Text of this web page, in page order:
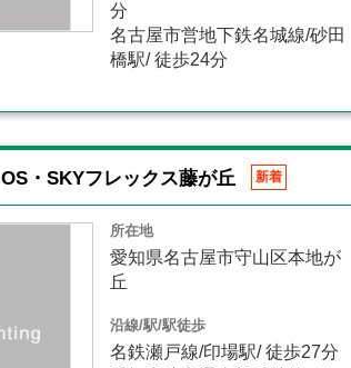
分
名古屋市営地下鉄名城線/砂田
橋駅/ 徒歩24分
OS・SKYフレックス藤が丘 新着
所在地
愛知県名古屋市守山区本地が
丘
沿線/駅/駅徒歩
名鉄瀬戸線/印場駅/ 徒歩27分